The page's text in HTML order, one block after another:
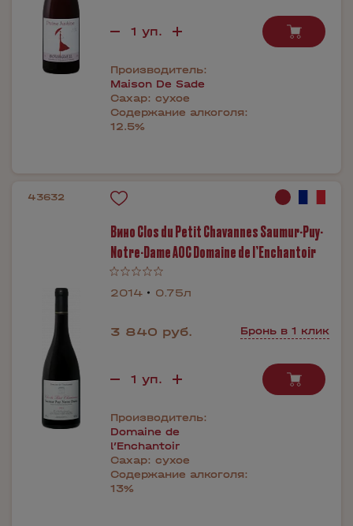
Производитель:
Maison De Sade
Сахар: сухое
Содержание алкоголя:
12.5%
43632
Вино Clos du Petit Chavannes Saumur-Puy-
Notre-Dame AOC Domaine de l’Enchantoir
2014 0.75л
3 840 руб. Бронь в 1 клик
Производитель:
Domaine de
l’Enchantoir
Сахар: сухое
Содержание алкоголя:
13%